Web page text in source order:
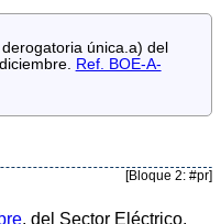
única.a) del
Ref. BOE-A-
[Bloque 2: #pr]
, del Sector Eléctrico,